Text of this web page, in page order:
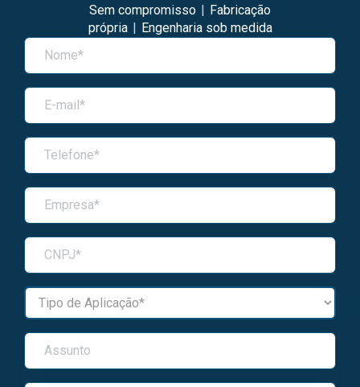
Sem compromisso | Fabricação
própria | Engenharia sob medida